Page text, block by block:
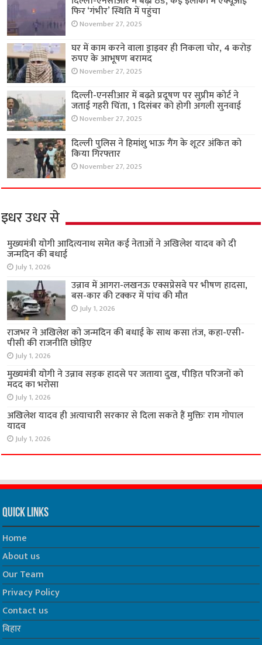
फिर ‘गंभीर’ स्थिति में पहुंचा
November 27, 2025
घर में काम करने वाला ड्राइवर ही निकला चोर, 4 करोड़
रुपए के आभूषण बरामद
November 27, 2025
दिल्ली-एनसीआर में बढ़ते प्रदूषण पर सुप्रीम कोर्ट ने
जताई गहरी चिंता, 1 दिसंबर को होगी अगली सुनवाई
November 27, 2025
दिल्ली पुलिस ने हिमांशु भाऊ गैंग के शूटर अंकित को
किया गिरफ्तार
November 27, 2025
इधर उधर से
मुख्यमंत्री योगी आदित्यनाथ समेत कई नेताओं ने अखिलेश यादव को दी
जन्मदिन की बधाई
July 1, 2026
उन्नाव में आगरा-लखनऊ एक्सप्रेसवे पर भीषण हादसा,
बस-कार की टक्कर में पांच की मौत
July 1, 2026
राजभर ने अखिलेश को जन्मदिन की बधाई के साथ कसा तंज, कहा-एसी-
पीसी की राजनीति छोड़िए
July 1, 2026
मुख्यमंत्री योगी ने उन्नाव सड़क हादसे पर जताया दुख, पीड़ित परिजनों को
मदद का भरोसा
July 1, 2026
अखिलेश यादव ही अत्याचारी सरकार से दिला सकते हैं मुक्तिः राम गोपाल
यादव
July 1, 2026
Quick Links
Home
About us
Our Team
Privacy Policy
Contact us
बिहार